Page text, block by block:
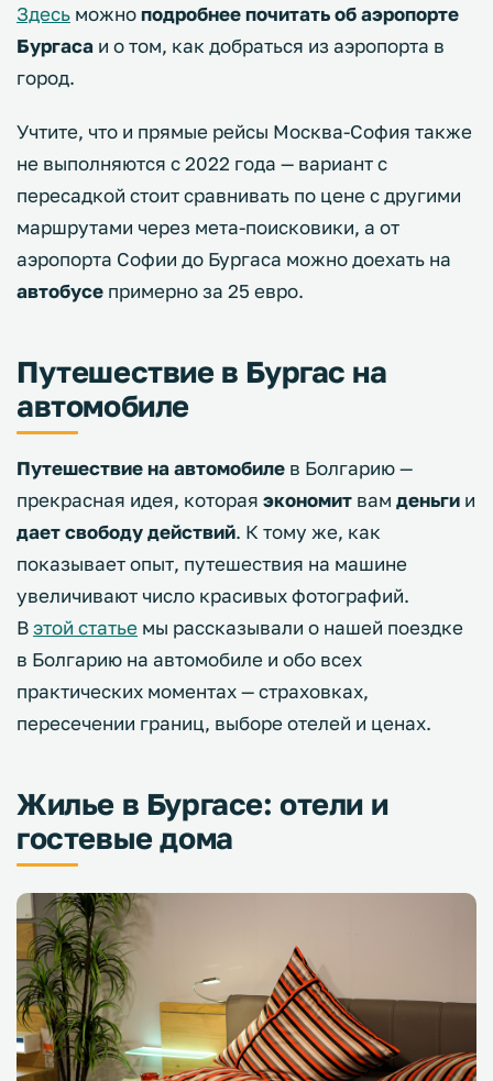
Здесь можноподробнее почитать об аэропорте
Бургаса и о том, как добраться из аэропорта в
город.
Учтите, что и прямые рейсы Москва-София также
не выполняются с 2022 года — вариант с
пересадкой стоит сравнивать по цене с другими
маршрутами через мета-поисковики, а от
аэропорта Софии до Бургаса можно доехать на
автобусе примерно за 25 евро.
Путешествие в Бургас на
автомобиле
Путешествие на автомобиле в Болгарию —
прекрасная идея, которая экономит вам деньги и
дает свободу действий. К тому же, как
показывает опыт, путешествия на машине
увеличивают число красивых фотографий.
Вэтой статье мы рассказывали о нашей поездке
в Болгарию на автомобиле и обо всех
практических моментах — страховках,
пересечении границ, выборе отелей и ценах.
Жилье в Бургасе: отели и
гостевые дома